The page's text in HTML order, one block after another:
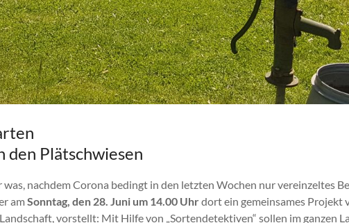
Plätschwiesen
nachdem Corona bedingt in den letzten Wochen nur vereinzeltes
amSonntag, den 28. Juni um 14.00 Uhrdort ein gemeinsames Projekt
vorstellt: Mit Hilfe von „Sortendetektiven“ sollen im ganzen